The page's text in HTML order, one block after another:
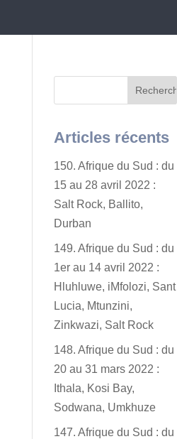
Articles récents
150. Afrique du Sud : du
15 au 28 avril 2022 :
Salt Rock, Ballito,
Durban
149. Afrique du Sud : du
1er au 14 avril 2022 :
Hluhluwe, iMfolozi, Sant
Lucia, Mtunzini,
Zinkwazi, Salt Rock
148. Afrique du Sud : du
20 au 31 mars 2022 :
Ithala, Kosi Bay,
Sodwana, Umkhuze
147. Afrique du Sud : du